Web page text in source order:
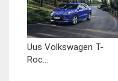
Uus Volkswagen T-
Roc...